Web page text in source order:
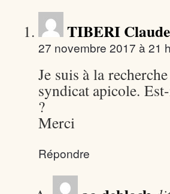
TIBERI Claude
27 novembre 2017 à 21
Je suis à la
syndicat apicole.
?
Merci
Répondre